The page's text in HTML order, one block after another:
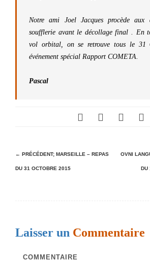
Notre ami Joel Jacques procède aux
soufflerie avant le décollage final . En
vol orbital, on se retrouve tous le 31
événement spécial Rapport COMETA.
Pascal
N
a
a
← PRÉCÉDENT; MARSEILLE – REPAS
DU 31 OCTOBRE 2015
OVNI
DU
Laisser un Commentaire
COMMENTAIRE